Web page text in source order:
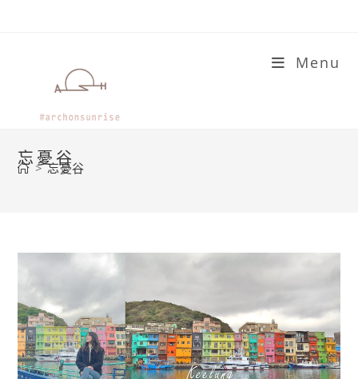
Menu
忘憂谷
> 忘憂谷